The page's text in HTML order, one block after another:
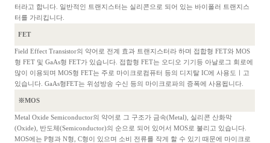
터라고 합니다. 일반적인 트랜지스터는 실리콘으로 되어 있는 바이폴러 트랜지스
터를 가리킵니다.
FET
Field Effect Transistor의 약어로 전계 효과 트랜지스터라 하며 접합형 FET와 MOS
형 FET 및 GaAs형 FET가 있습니다. 접합형 FET는 오디오 기기등 아날로그 회로에
많이 이용되며 MOS형 FET는 주로 마이크로컴퓨터 등의 디지탈 IC에 사용도ㅣ고
있습니다. GaAs형FET는 위성방송 수신 등의 마이크로파의 증폭에 사용됩니다.
※MOS
Metal Oxide Semiconductor의 약어로 그 구조가 금속(Metal), 실리콘 산화막
(Oxide), 반도체(Semiconductor)의 순으로 되어 있어서 MOS로 불리고 있습니다.
MOS에는 P형과 N형, C형이 있으며 소비 전류를 작게 할 수 있기 때문에 마이크로